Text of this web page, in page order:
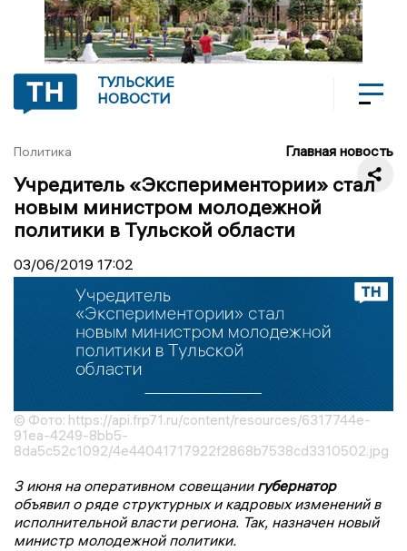
ТУЛЬСКИЕ
НОВОСТИ
Политика Главная новость
Учредитель «Экспериментории» стал
новым министром молодежной
политики в Тульской области
03/06/2019 17:02
© Фото: https://api.frp71.ru/content/resources/6317744e-
91ea-4249-8bb5-
8da5c52c1092/4e44041717922f2868b7538cd3310502.jpg
3 июня на оперативном совещании губернатор
объявил о ряде структурных и кадровых изменений в
исполнительной власти региона. Так, назначен новый
министр молодежной политики.